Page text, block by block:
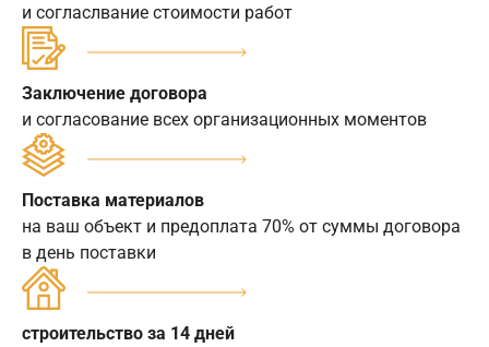
и согласлвание стоимости работ
Заключение договора
и согласование всех организационных моментов
Поставка материалов
на ваш объект и предоплата 70% от суммы договора
в день поставки
строительство за 14 дней